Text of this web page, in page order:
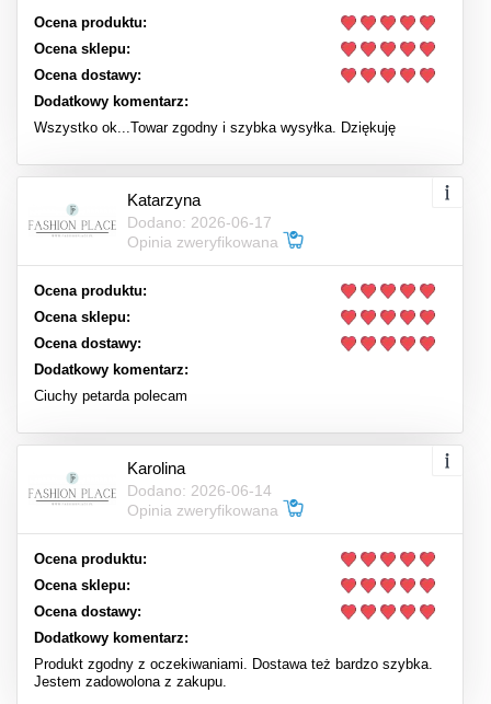
Ocena produktu:
Ocena sklepu:
Ocena dostawy:
Dodatkowy komentarz:
Wszystko ok...Towar zgodny i szybka wysyłka. Dziękuję
Katarzyna
Dodano: 2026-06-17
Opinia zweryfikowana
Ocena produktu:
Ocena sklepu:
Ocena dostawy:
Dodatkowy komentarz:
Ciuchy petarda polecam
Karolina
Dodano: 2026-06-14
Opinia zweryfikowana
Ocena produktu:
Ocena sklepu:
Ocena dostawy:
Dodatkowy komentarz:
Produkt zgodny z oczekiwaniami. Dostawa też bardzo szybka.
Jestem zadowolona z zakupu.